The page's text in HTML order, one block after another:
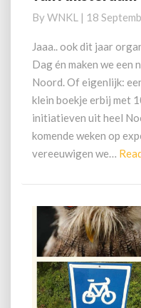
Noord?
Doe
aan
de
groenste
fotowedstrijd
van
Amsterdam-
ByWNKL | 18
Jaaa.. ook dit jaar
Dag én maken we een
Noord. Of eigenlijk:
klein boekje erbij met
initiatieven uit heel
komende weken op
vereeuwigen we…